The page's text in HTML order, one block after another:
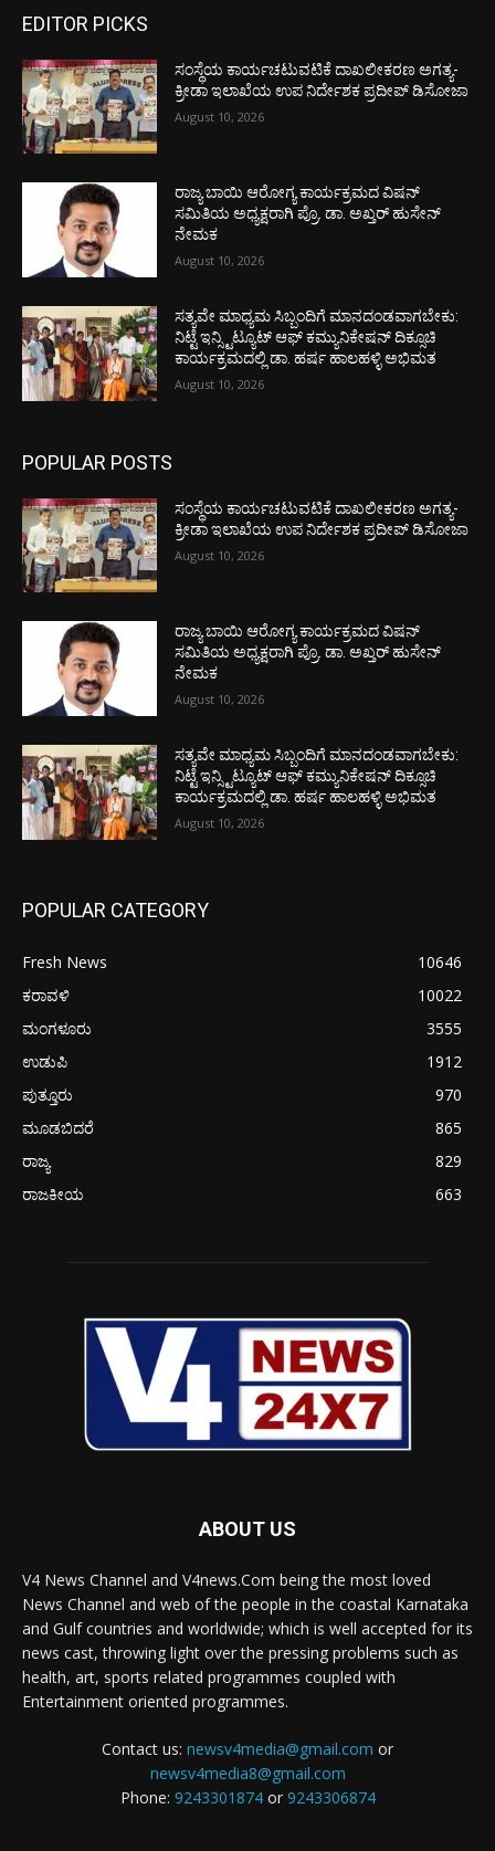
EDITOR PICKS
ಸಂಸ್ಥೆಯ ಕಾರ್ಯಚಟುವಟಿಕೆ ದಾಖಲೀಕರಣ ಅಗತ್ಯ-
ಕ್ರೀಡಾ ಇಲಾಖೆಯ ಉಪ ನಿರ್ದೇಶಕ ಪ್ರದೀಪ್ ಡಿಸೋಜಾ
August 10, 2026
ರಾಜ್ಯ ಬಾಯಿ ಆರೋಗ್ಯ ಕಾರ್ಯಕ್ರಮದ ವಿಷನ್
ಸಮಿತಿಯ ಅಧ್ಯಕ್ಷರಾಗಿ ಪ್ರೊ. ಡಾ. ಅಖ್ತರ್ ಹುಸೇನ್
ನೇಮಕ
August 10, 2026
ಸತ್ಯವೇ ಮಾಧ್ಯಮ ಸಿಬ್ಬಂದಿಗೆ ಮಾನದಂಡವಾಗಬೇಕು:
ನಿಟ್ಟೆ ಇನ್ಸ್ಟಿಟ್ಯೂಟ್ ಆಫ್ ಕಮ್ಯುನಿಕೇಷನ್ ದಿಕ್ಸೂಚಿ
ಕಾರ್ಯಕ್ರಮದಲ್ಲಿ ಡಾ. ಹರ್ಷ ಹಾಲಹಳ್ಳಿ ಅಭಿಮತ
August 10, 2026
POPULAR POSTS
ಸಂಸ್ಥೆಯ ಕಾರ್ಯಚಟುವಟಿಕೆ ದಾಖಲೀಕರಣ ಅಗತ್ಯ-
ಕ್ರೀಡಾ ಇಲಾಖೆಯ ಉಪ ನಿರ್ದೇಶಕ ಪ್ರದೀಪ್ ಡಿಸೋಜಾ
August 10, 2026
ರಾಜ್ಯ ಬಾಯಿ ಆರೋಗ್ಯ ಕಾರ್ಯಕ್ರಮದ ವಿಷನ್
ಸಮಿತಿಯ ಅಧ್ಯಕ್ಷರಾಗಿ ಪ್ರೊ. ಡಾ. ಅಖ್ತರ್ ಹುಸೇನ್
ನೇಮಕ
August 10, 2026
ಸತ್ಯವೇ ಮಾಧ್ಯಮ ಸಿಬ್ಬಂದಿಗೆ ಮಾನದಂಡವಾಗಬೇಕು:
ನಿಟ್ಟೆ ಇನ್ಸ್ಟಿಟ್ಯೂಟ್ ಆಫ್ ಕಮ್ಯುನಿಕೇಷನ್ ದಿಕ್ಸೂಚಿ
ಕಾರ್ಯಕ್ರಮದಲ್ಲಿ ಡಾ. ಹರ್ಷ ಹಾಲಹಳ್ಳಿ ಅಭಿಮತ
August 10, 2026
POPULAR CATEGORY
Fresh News
10646
ಕರಾವಳಿ
10022
ಮಂಗಳೂರು
3555
ಉಡುಪಿ
1912
ಪುತ್ತೂರು
970
ಮೂಡಬಿದರೆ
865
ರಾಜ್ಯ
829
ರಾಜಕೀಯ
663
ABOUT US
V4 News Channel and V4news.Com being the most loved
News Channel and web of the people in the coastal Karnataka
and Gulf countries and worldwide; which is well accepted for its
news cast, throwing light over the pressing problems such as
health, art, sports related programmes coupled with
Entertainment oriented programmes.
Contact us: newsv4media@gmail.com or
newsv4media8@gmail.com
Phone: 9243301874or 9243306874